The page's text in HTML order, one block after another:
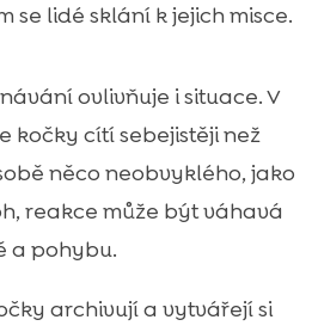
se lidé sklání k jejich misce.
ovlivňuje i situace. V
kočky cítí sebejistěji než
něco neobvyklého, jako
reakce může být váhavá
a pohybu.
archivují a vytvářejí si